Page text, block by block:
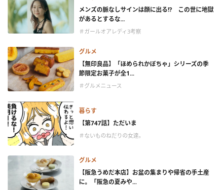
メンズの脈なしサインは顔に出る!? この世に地獄
があるとするな...
＃ガールオアレディ3考察
グルメ
【無印良品】「ほめられかぼちゃ」シリーズの季
節限定お菓子が全1...
＃グルメニュース
暮らす
【第747話】ただいま
＃ないものねだりの女達。
グルメ
【阪急うめだ本店】お盆の集まりや帰省の手土産
に。「阪急の夏みや...